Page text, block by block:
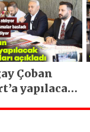
Çoban
yapılacak